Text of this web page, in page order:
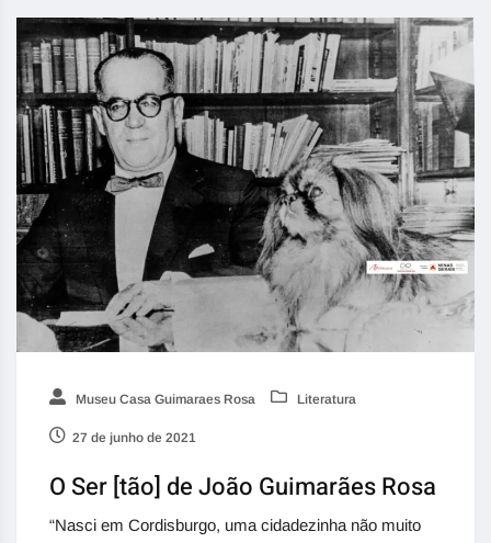
Museu Casa Guimaraes Rosa Literatura
27 de junho de 2021
O Ser [tão] de João Guimarães Rosa
“Nasci em Cordisburgo, uma cidadezinha não muito